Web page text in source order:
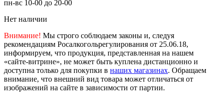
пн-вс 10-00 до 20-00
Нет наличии
Внимание! Мы строго соблюдаем законы и, следуя
рекомендациям Росалкогольрегулирования от 25.06.18,
информируем, что продукция, представленная на нашем
«сайте-витрине», не может быть куплена дистанционно и
доступна только для покупки в наших магазинах. Обращаем
внимание, что внешний вид товара может отличаться от
изображений на сайте в зависимости от партии.